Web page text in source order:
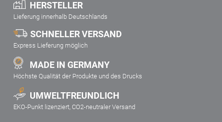
HERSTELLER
Lieferung innerhalb Deutschlands
SCHNELLER VERSAND
Express Lieferung möglich
MADE IN GERMANY
Höchste Qualität der Produkte und des Drucks
UMWELTFREUNDLICH
EKO-Punkt lizenziert, CO2-neutraler Versand